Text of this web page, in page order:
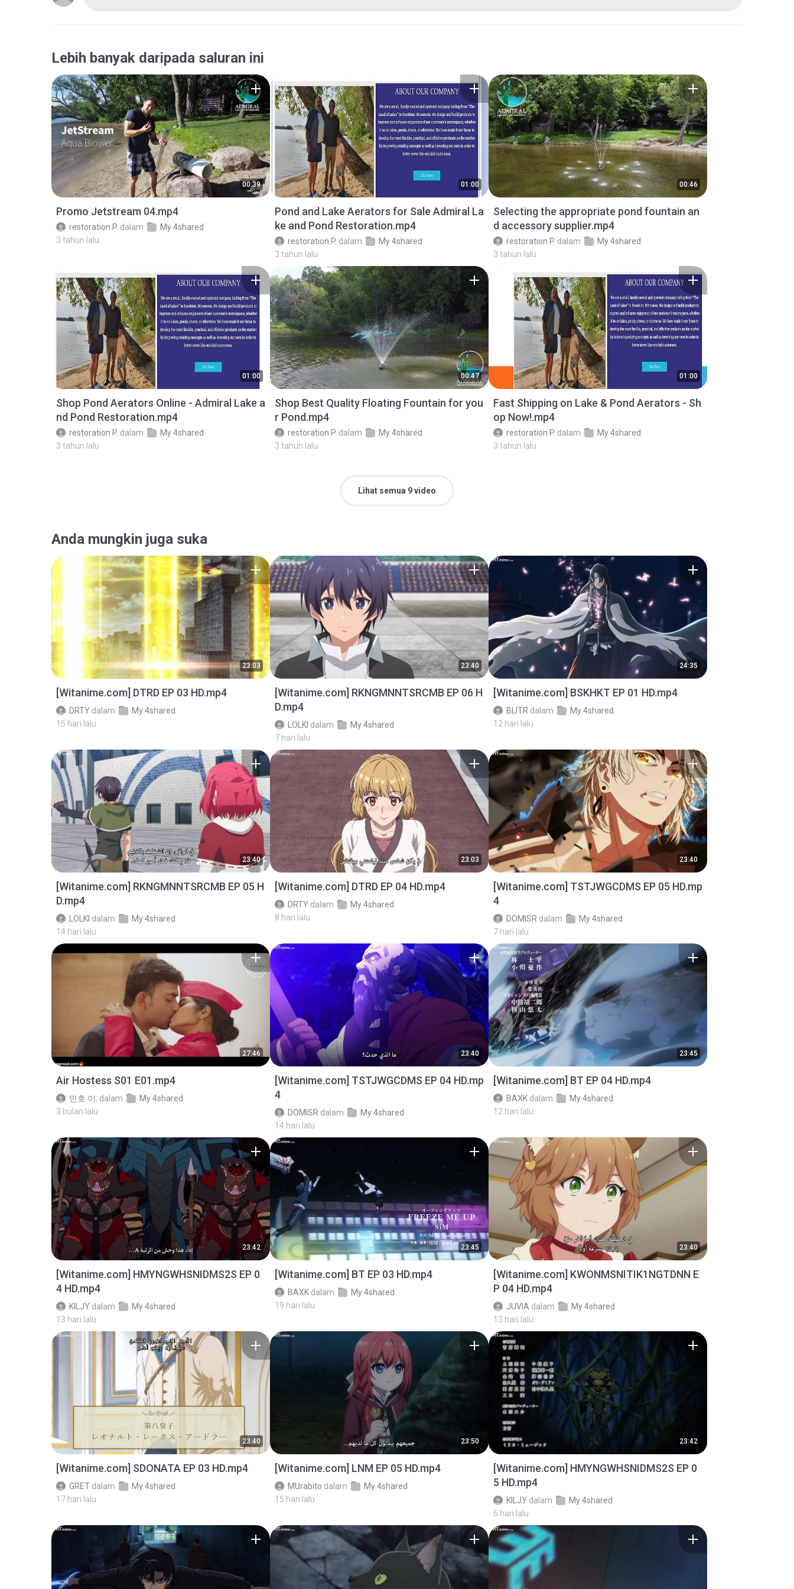
Lebih banyak daripada saluran ini
00:39
Promo Jetstream 04.mp4
restoration P. dalam
My 4shared
3 tahun lalu
01:00
Pond and Lake Aerators for Sale Admiral La
ke and Pond Restoration.mp4
restoration P. dalam
My 4shared
3 tahun lalu
00:46
Selecting the appropriate pond fountain an
d accessory supplier.mp4
restoration P. dalam
My 4shared
3 tahun lalu
01:00
Shop Pond Aerators Online - Admiral Lake a
nd Pond Restoration.mp4
restoration P. dalam
My 4shared
3 tahun lalu
00:47
Shop Best Quality Floating Fountain for you
r Pond.mp4
restoration P. dalam
My 4shared
3 tahun lalu
01:00
Fast Shipping on Lake & Pond Aerators - Sh
op Now!.mp4
restoration P. dalam
My 4shared
3 tahun lalu
Lihat semua 9 video
Anda mungkin juga suka
23:03
[Witanime.com] DTRD EP 03 HD.mp4
DRTY dalam
My 4shared
15 hari lalu
23:40
[Witanime.com] RKNGMNNTSRCMB EP 06 H
D.mp4
LOLKI dalam
My 4shared
7 hari lalu
24:35
[Witanime.com] BSKHKT EP 01 HD.mp4
BLITR dalam
My 4shared
12 hari lalu
23:40
[Witanime.com] RKNGMNNTSRCMB EP 05 H
D.mp4
LOLKI dalam
My 4shared
14 hari lalu
23:03
[Witanime.com] DTRD EP 04 HD.mp4
DRTY dalam
My 4shared
8 hari lalu
23:40
[Witanime.com] TSTJWGCDMS EP 05 HD.mp
4
DOMISR dalam
My 4shared
7 hari lalu
27:46
Air Hostess S01 E01.mp4
민호 이. dalam
My 4shared
3 bulan lalu
23:40
[Witanime.com] TSTJWGCDMS EP 04 HD.mp
4
DOMISR dalam
My 4shared
14 hari lalu
23:45
[Witanime.com] BT EP 04 HD.mp4
BAXK dalam
My 4shared
12 hari lalu
23:42
[Witanime.com] HMYNGWHSNIDMS2S EP 0
4 HD.mp4
KILJY dalam
My 4shared
13 hari lalu
23:45
[Witanime.com] BT EP 03 HD.mp4
BAXK dalam
My 4shared
19 hari lalu
23:40
[Witanime.com] KWONMSNITIK1NGTDNN E
P 04 HD.mp4
JUVIA dalam
My 4shared
13 hari lalu
23:40
[Witanime.com] SDONATA EP 03 HD.mp4
GRET dalam
My 4shared
17 hari lalu
23:50
[Witanime.com] LNM EP 05 HD.mp4
MUrabito dalam
My 4shared
15 hari lalu
23:42
[Witanime.com] HMYNGWHSNIDMS2S EP 0
5 HD.mp4
KILJY dalam
My 4shared
6 hari lalu